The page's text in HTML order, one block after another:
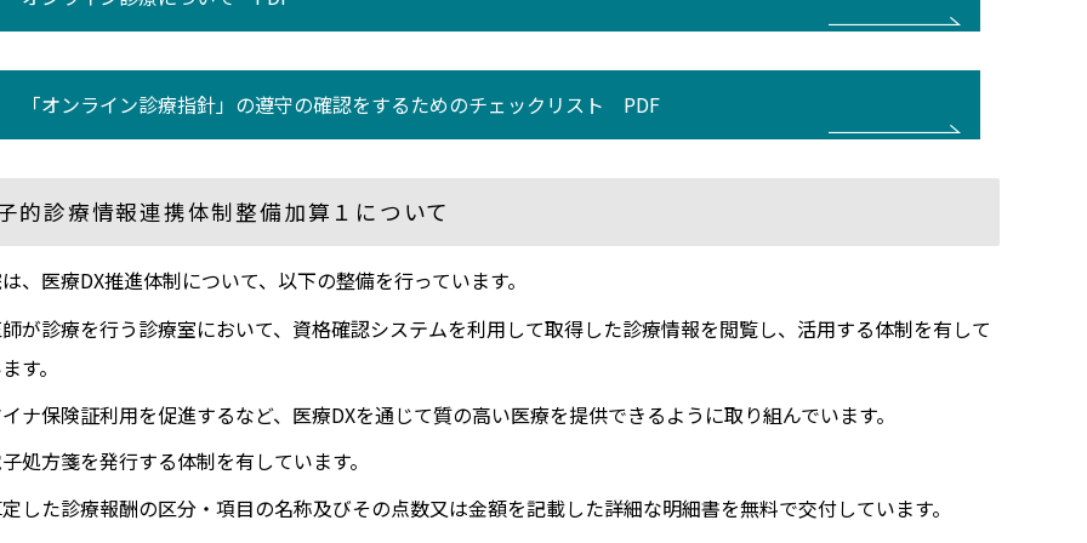
「オンライン診療指針」の遵守の確認をするためのチェックリスト PDF
的診療情報連携体制整備加算１について
、医療DX推進体制について、以下の整備を行っています。
師が診療を行う診療室において、資格確認システムを利用して取得した診療情報を閲覧し、活用する体制を有して
す。
イナ保険証利用を促進するなど、医療DXを通じて質の高い医療を提供できるように取り組んでいます。
子処方箋を発行する体制を有しています。
定した診療報酬の区分・項目の名称及びその点数又は金額を記載した詳細な明細書を無料で交付しています。